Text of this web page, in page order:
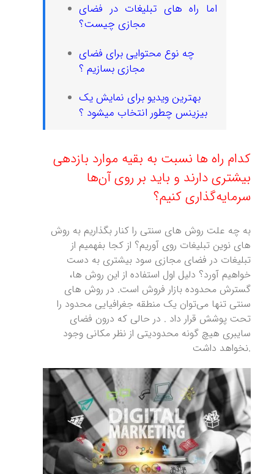
اما راه های تبلیغات در فضای
مجازی چیست؟
چه نوع محتوایی برای فضای
مجازی بسازیم ؟
بهترین ویدیو برای نمایش یک
بیزینس چطور انتخاب میشود ؟
کدام راه ها نسبت به بقیه موارد بازدهی
بیشتری دارند و باید بر روی آن‌ها
سرمایه‌گذاری کنیم؟
به چه علت روش های سنتی را کنار بگذاریم به روش
های نوین تبلیغات روی آوریم؟ از کجا بفهمیم از
تبلیغات در فضای مجازی سود بیشتری به دست
خواهیم آورد؟ دلیل اول استفاده از این روش ها،
گسترش محدوده بازار فروش است. در روش های
سنتی تنها می‌توان یک منطقه جغرافیایی محدود را
تحت پوشش قرار داد . در حالی که درون فضای
سایبری هیچ گونه محدودیتی از نظر مکانی وجود
نخواهد داشت.